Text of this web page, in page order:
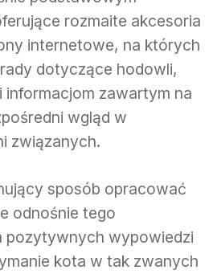
rozmaite akcesoria
internetowe, na których
dotyczące hodowli,
zawartym na
wgląd w
związanych.
sposób opracować
odnośnie tego
pozytywnych wypowiedzi
kota w tak zwanych